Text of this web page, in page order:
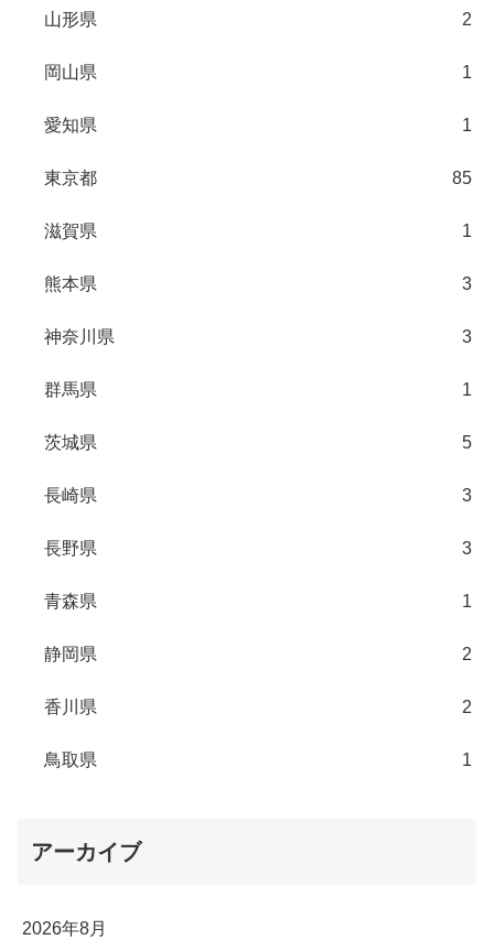
山形県 2
岡山県 1
愛知県 1
東京都 85
滋賀県 1
熊本県 3
神奈川県 3
群馬県 1
茨城県 5
長崎県 3
長野県 3
青森県 1
静岡県 2
香川県 2
鳥取県 1
アーカイブ
2026年8月